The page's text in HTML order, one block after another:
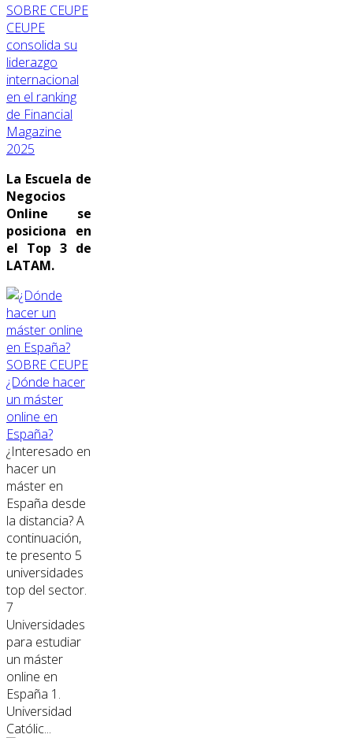
SOBRE CEUPE
CEUPE
consolida su
liderazgo
internacional
en el ranking
de Financial
Magazine
2025
La Escuela de
Negocios
Online se
posiciona en
el Top 3 de
LATAM.
SOBRE CEUPE
¿Dónde hacer
un máster
online en
España?
¿Interesado en
hacer un
máster en
España desde
la distancia? A
continuación,
te presento 5
universidades
top del sector.
7
Universidades
para estudiar
un máster
online en
España 1.
Universidad
Católic...